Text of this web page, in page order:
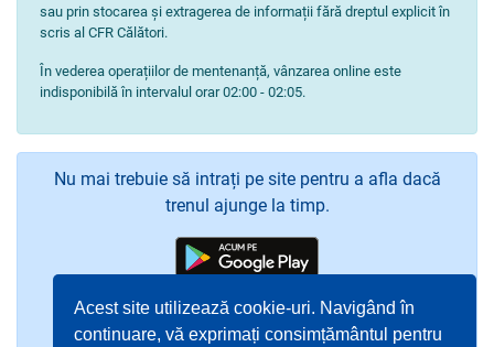
Acest site utilizează cookie-uri. Navigând în
continuare, vă exprimați consimțământul pentru
sau prin stocarea și extragerea de informații fără dreptul explicit în
scris al CFR Călători.
În vederea operațiilor de mentenanță, vânzarea online este
indisponibilă în intervalul orar 02:00 - 02:05.
Nu mai trebuie să intrați pe site pentru a afla dacă
trenul ajunge la timp.